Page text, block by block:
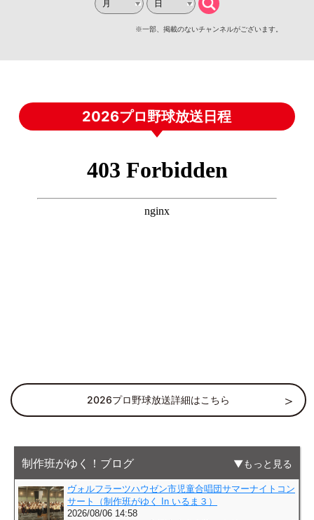
2026プロ野球放送日程
2026プロ野球放送詳細はこちら
制作班がゆく！ブログ もっと見る